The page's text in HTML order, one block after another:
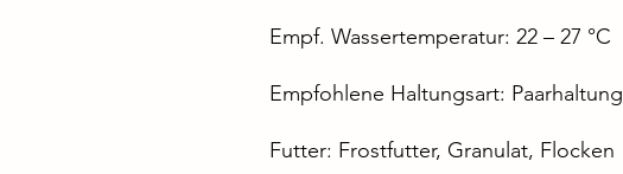
Empf. Wassertemperatur: 22 – 27 °C
Empfohlene Haltungsart: Paarhaltung
Futter: Frostfutter, Granulat, Flocken